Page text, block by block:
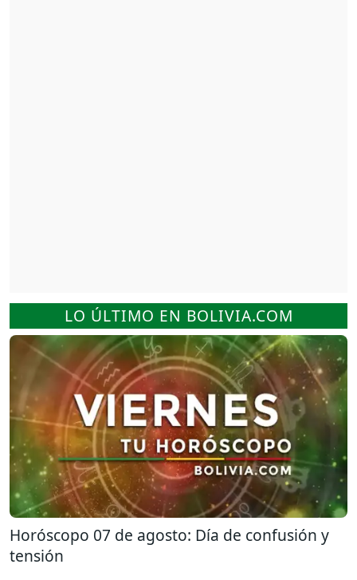
LO ÚLTIMO EN BOLIVIA.COM
Horóscopo 07 de agosto: Día de confusión y
tensión